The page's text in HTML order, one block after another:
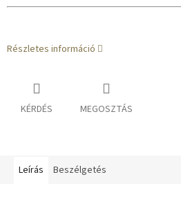
Részletes információ
KÉRDÉS MEGOSZTÁS
Leírás Beszélgetés